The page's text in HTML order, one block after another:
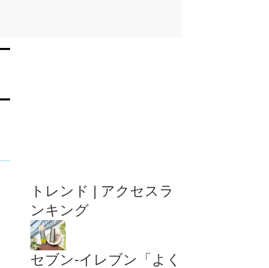
トレンド | アクセスラ
ンキング
セブン‐イレブン「よく